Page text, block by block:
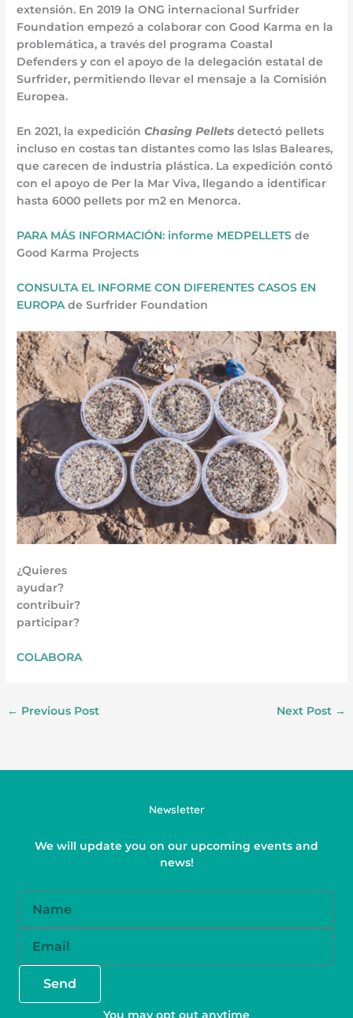
extensión. En 2019 la ONG internacional Surfrider
Foundation empezó a colaborar con Good Karma en la
problemática, a través del programa Coastal
Defenders y con el apoyo de la delegación estatal de
Surfrider, permitiendo llevar el mensaje a la Comisión
Europea.
En 2021, la expediciónChasing Pellets detectó pellets
incluso en costas tan distantes como las Islas Baleares,
que carecen de industria plástica. La expedición contó
con el apoyo de Per la Mar Viva, llegando a identificar
hasta 6000 pellets por m2 en Menorca.
PARA MÁS INFORMACIÓN: informe MEDPELLETS de
Good Karma Projects
CONSULTA EL INFORME CON DIFERENTES CASOS EN
EUROPA de Surfrider Foundation
¿Quieres
ayudar?
contribuir?
participar?
COLABORA
← Previous Post Next Post →
Newsletter
We will update you on our upcoming events and
news!
Send
You may opt out anytime